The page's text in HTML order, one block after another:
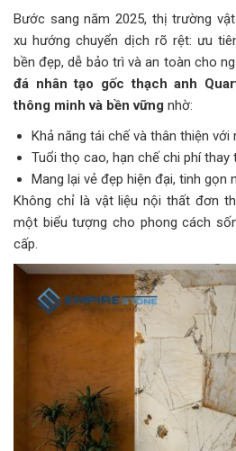
Bước sang năm 2025, thị trường
xu hướng chuyển dịch rõ rệt: ưu
bền đẹp, dễ bảo trì và an toàn cho
đá nhân tạo gốc thạch anh
thông minh và bền vững nhờ:
Khả năng tái chế và thân thiện với
Tuổi thọ cao, hạn chế chi phí thay
Mang lại vẻ đẹp hiện đại, tinh gọn
Không chỉ là vật liệu nội thất đơn
một biểu tượng cho phong cách
cấp.